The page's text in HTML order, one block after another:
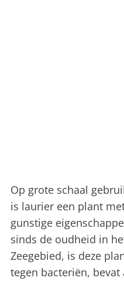
Op grote schaal
is laurier een plant
gunstige
sinds de oudheid in
Zeegebied, is deze
tegen bacteriën,